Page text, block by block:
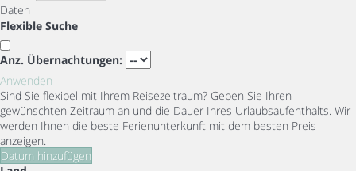
Daten
Flexible Suche
Anz. Übernachtungen:
Anwenden
Sind Sie flexibel mit Ihrem Reisezeitraum? Geben Sie Ihren
gewünschten Zeitraum an und die Dauer Ihres Urlaubsaufenthalts. Wir
werden Ihnen die beste Ferienunterkunft mit dem besten Preis
anzeigen.
Datum hinzufügen